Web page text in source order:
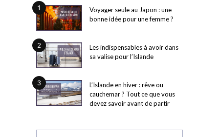
1
Voyager seule au Japon : une
bonne idée pour une femme ?
2
Les indispensables à avoir dans
sa valise pour l’Islande
3
L’Islande en hiver : rêve ou
cauchemar ? Tout ce que vous
devez savoir avant de partir